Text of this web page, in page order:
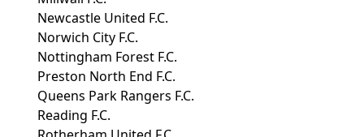
Newcastle United F.C.
Norwich City F.C.
Nottingham Forest F.C.
Preston North End F.C.
Queens Park Rangers F.C.
Reading F.C.